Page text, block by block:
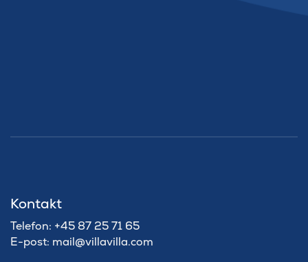
Kontakt
Telefon: +45 87 25 71 65
E-post: mail@villavilla.com